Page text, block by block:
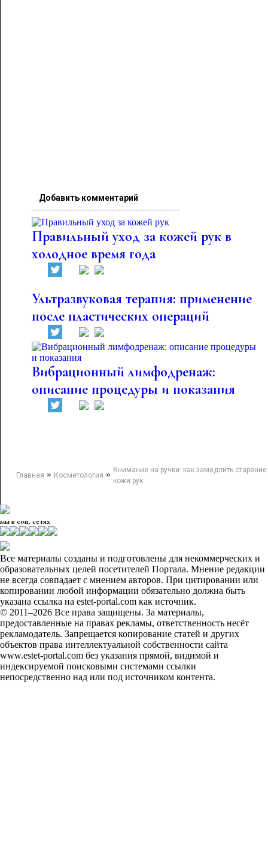
Добавить комментарий
Правильный уход за кожей рук в
холодное время года
Ультразвуковая терапия: применение
после пластических операций
Вибрационный лимфодренаж:
описание процедуры и показания
Главная » Косметология » Внимание на ручки: как замедлить старение
кожи рук
мы в соц. сетях
Все материалы созданы и подготовлены для некоммерческих и
образовательных целей посетителей Портала. Мнение редакции
не всегда совпадает с мнением авторов. При цитировании или
копировании любой информации обязательно должна быть
указана ссылка на estet-portal.com как источник.
© 2011–2026 Все права защищены. За материалы,
предоставленные на правах рекламы, ответственность несёт
рекламодатель. Запрещается копирование статей и других
объектов права интеллектуальной собственности сайта
www.estet-portal.com без указания прямой, видимой и
индексируемой поисковыми системами ссылки
непосредственно над или под источником контента.